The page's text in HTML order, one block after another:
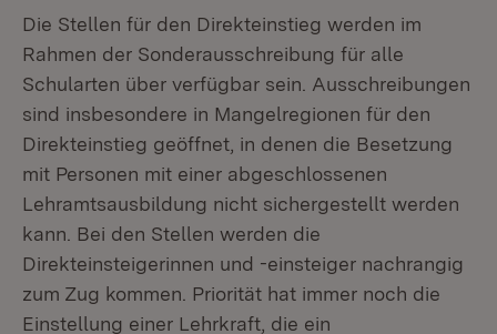
Die Stellen für den Direkteinstieg werden im
Rahmen der Sonderausschreibung für alle
Schularten über verfügbar sein. Ausschreibungen
sind insbesondere in Mangelregionen für den
Direkteinstieg geöffnet, in denen die Besetzung
mit Personen mit einer abgeschlossenen
Lehramtsausbildung nicht sichergestellt werden
kann. Bei den Stellen werden die
Direkteinsteigerinnen und -einsteiger nachrangig
zum Zug kommen. Priorität hat immer noch die
Einstellung einer Lehrkraft, die ein